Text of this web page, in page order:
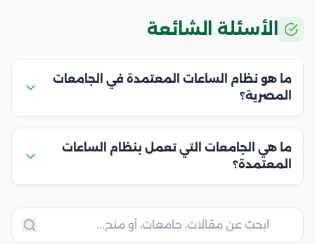
الأسئلة الشائعة
ما هو نظام الساعات المعتمدة في الجامعات
المصرية؟
ما هي الجامعات التي تعمل بنظام الساعات
المعتمدة؟